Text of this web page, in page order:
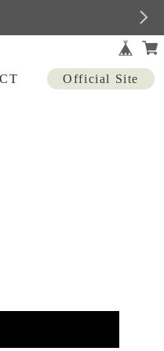
Official Site